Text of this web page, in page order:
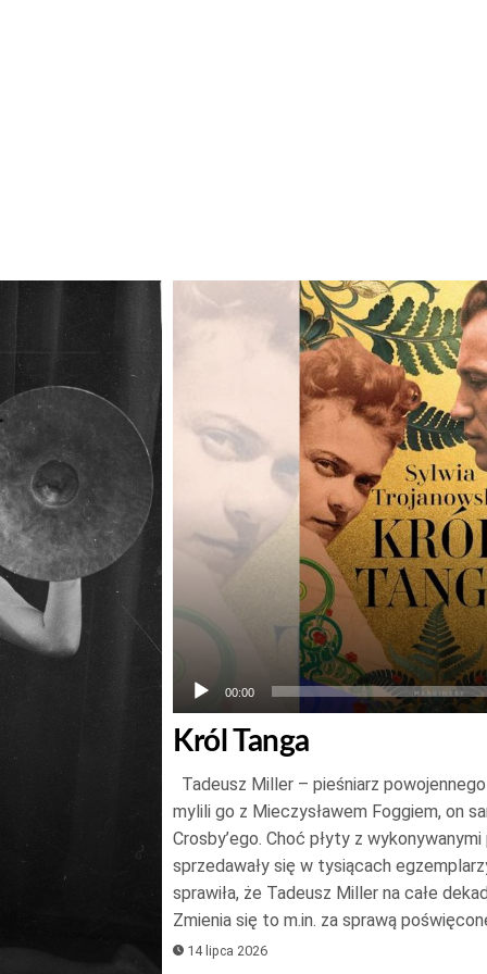
plików
dźwiękowych
00:00
Król Tanga
Tadeusz Miller – pieśniarz
mylili go z Mieczysławem Foggiem, on
Crosby’ego. Choć płyty z
sprzedawały się w tysiącach
sprawiła, że Tadeusz Miller na całe
Zmienia się to m.in. za sprawą
14 lipca 2026